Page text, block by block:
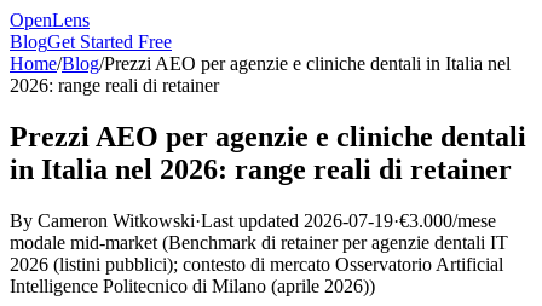
OpenLens
BlogGet Started Free
Home/Blog/Prezzi AEO per agenzie e cliniche dentali in Italia nel
2026: range reali di retainer
Prezzi AEO per agenzie e cliniche dentali
in Italia nel 2026: range reali di retainer
By Cameron Witkowski·Last updated 2026-07-19·€3.000/mese
modale mid-market (Benchmark di retainer per agenzie dentali IT
2026 (listini pubblici); contesto di mercato Osservatorio Artificial
Intelligence Politecnico di Milano (aprile 2026))